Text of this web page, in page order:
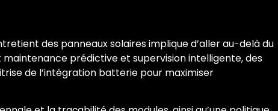
des panneaux solaires implique d’aller au-delà du
prédictive et supervision intelligente, des
de l’intégration batterie pour maximiser